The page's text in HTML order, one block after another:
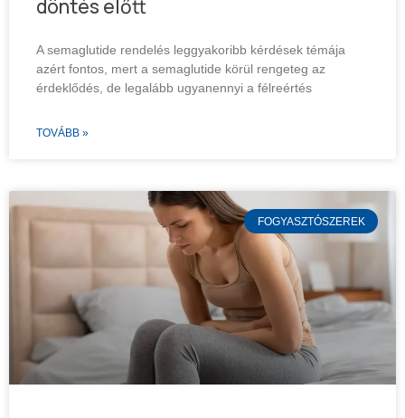
döntés előtt
A semaglutide rendelés leggyakoribb kérdések témája
azért fontos, mert a semaglutide körül rengeteg az
érdeklődés, de legalább ugyanennyi a félreértés
TOVÁBB »
FOGYASZTÓSZEREK